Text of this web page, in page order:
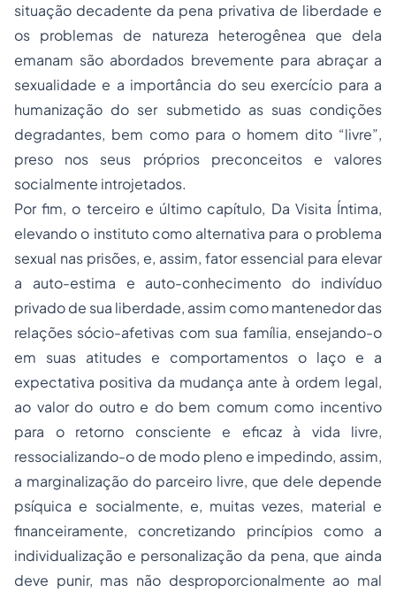
situação decadente da pena privativa de liberdade e
os problemas de natureza heterogênea que dela
emanam são abordados brevemente para abraçar a
sexualidade e a importância do seu exercício para a
humanização do ser submetido as suas condições
degradantes, bem como para o homem dito “livre”,
preso nos seus próprios preconceitos e valores
socialmente introjetados.
Por fim, o terceiro e último capítulo, Da Visita Íntima,
elevando o instituto como alternativa para o problema
sexual nas prisões, e, assim, fator essencial para elevar
a auto-estima e auto-conhecimento do indivíduo
privado de sua liberdade, assim como mantenedor das
relações sócio-afetivas com sua família, ensejando-o
em suas atitudes e comportamentos o laço e a
expectativa positiva da mudança ante à ordem legal,
ao valor do outro e do bem comum como incentivo
para o retorno consciente e eficaz à vida livre,
ressocializando-o de modo pleno e impedindo, assim,
a marginalização do parceiro livre, que dele depende
psíquica e socialmente, e, muitas vezes, material e
financeiramente, concretizando princípios como a
individualização e personalização da pena, que ainda
deve punir, mas não desproporcionalmente ao mal